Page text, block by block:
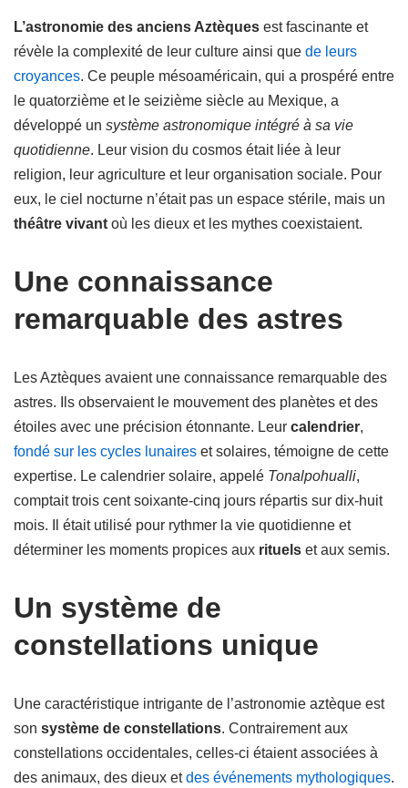
L’astronomie des anciens Aztèques est fascinante et
révèle la complexité de leur culture ainsi que de leurs
croyances. Ce peuple mésoaméricain, qui a prospéré entre
le quatorzième et le seizième siècle au Mexique, a
développé un système astronomique intégré à sa vie
quotidienne. Leur vision du cosmos était liée à leur
religion, leur agriculture et leur organisation sociale. Pour
eux, le ciel nocturne n’était pas un espace stérile, mais un
théâtre vivant où les dieux et les mythes coexistaient.
Une connaissance
remarquable des astres
Les Aztèques avaient une connaissance remarquable des
astres. Ils observaient le mouvement des planètes et des
étoiles avec une précision étonnante. Leur calendrier,
fondé sur les cycles lunaires et solaires, témoigne de cette
expertise. Le calendrier solaire, appelé Tonalpohualli,
comptait trois cent soixante-cinq jours répartis sur dix-huit
mois. Il était utilisé pour rythmer la vie quotidienne et
déterminer les moments propices aux rituels et aux semis.
Un système de
constellations unique
Une caractéristique intrigante de l’astronomie aztèque est
son système de constellations. Contrairement aux
constellations occidentales, celles-ci étaient associées à
des animaux, des dieux etdes événements mythologiques.